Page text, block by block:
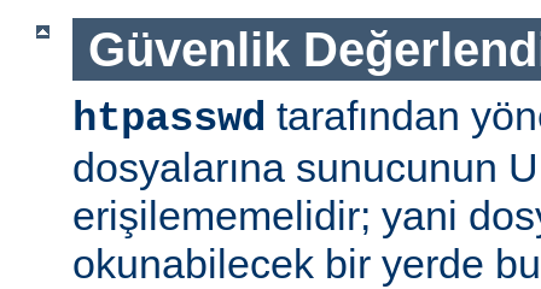
Güvenlik
htpasswd tarafından
dosyalarına sunucunun
erişilememelidir; yani
okunabilecek bir yerde